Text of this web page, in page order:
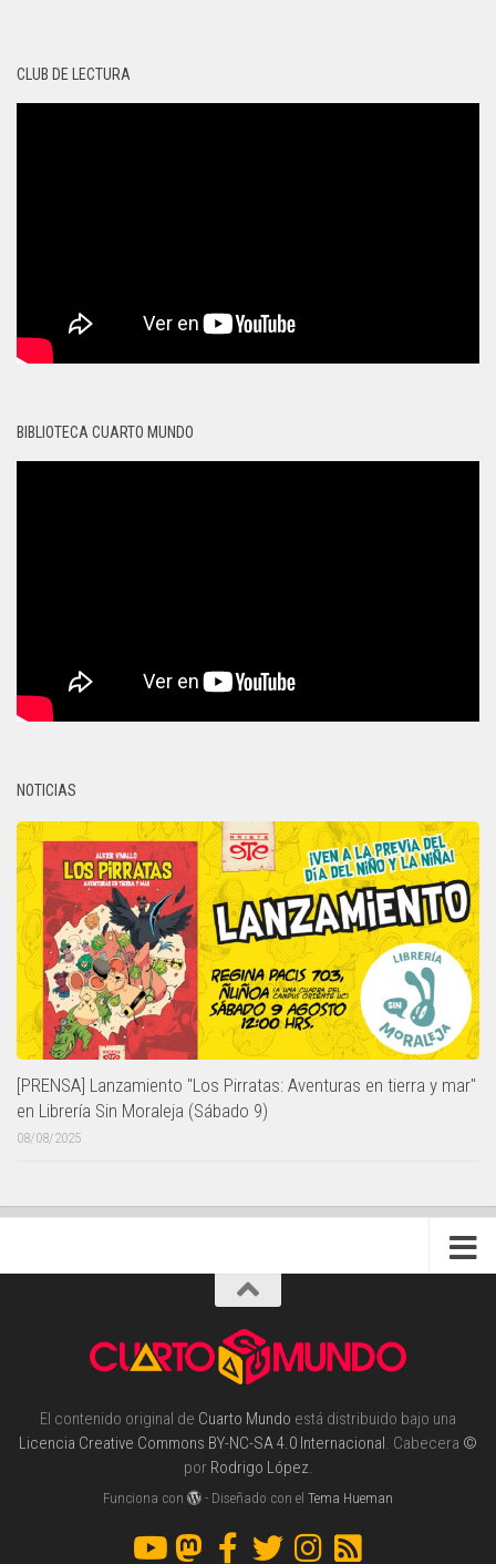
CLUB DE LECTURA
BIBLIOTECA CUARTO MUNDO
NOTICIAS
[PRENSA] Lanzamiento "Los Pirratas: Aventuras en tierra y mar"
en Librería Sin Moraleja (Sábado 9)
08/08/2025
El contenido original de Cuarto Mundo está distribuido bajo una
Licencia Creative Commons BY-NC-SA 4.0 Internacional . Cabecera ©
por Rodrigo López
Funciona con - Diseñado con elTema Hueman